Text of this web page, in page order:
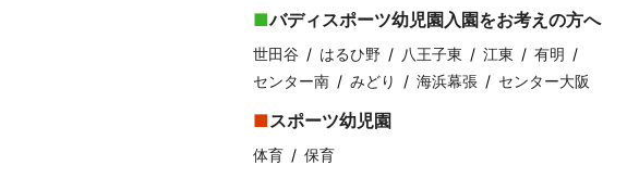
バディスポーツ幼児園入園をお考えの方へ
世田谷 はるひ野 八王子東 江東
有明
センター南
みどり 海浜幕張 センター大阪
スポーツ幼児園
体育 保育